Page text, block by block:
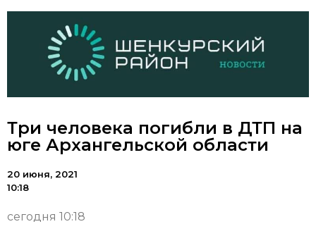
Три человека погибли в ДТП на
юге Архангельской области
20 июня, 2021
10:18
сегодня 10:18